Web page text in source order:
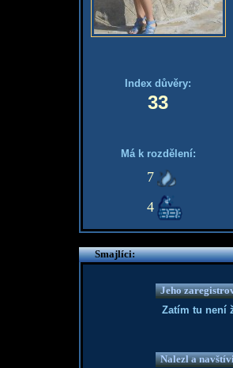
Index důvěry:
33
Má k rozdělení:
7
4
Smajlíci:
Jeho
Zatím tu není
Nalezl a